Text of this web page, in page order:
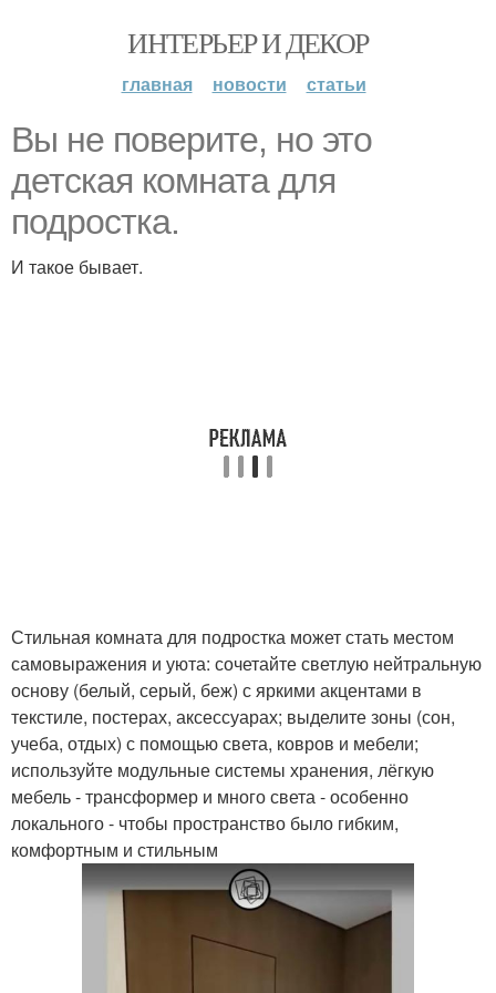
ИНТЕРЬЕР И ДЕКОР
главная новости статьи
Вы не поверите, но это
детская комната для
подростка.
И такое бывает.
Стильная комната для подростка может стать местом
самовыражения и уюта: сочетайте светлую нейтральную
основу (белый, серый, беж) с яркими акцентами в
текстиле, постерах, аксессуарах; выделите зоны (сон,
учеба, отдых) с помощью света, ковров и мебели;
используйте модульные системы хранения, лёгкую
мебель - трансформер и много света - особенно
локального - чтобы пространство было гибким,
комфортным и стильным